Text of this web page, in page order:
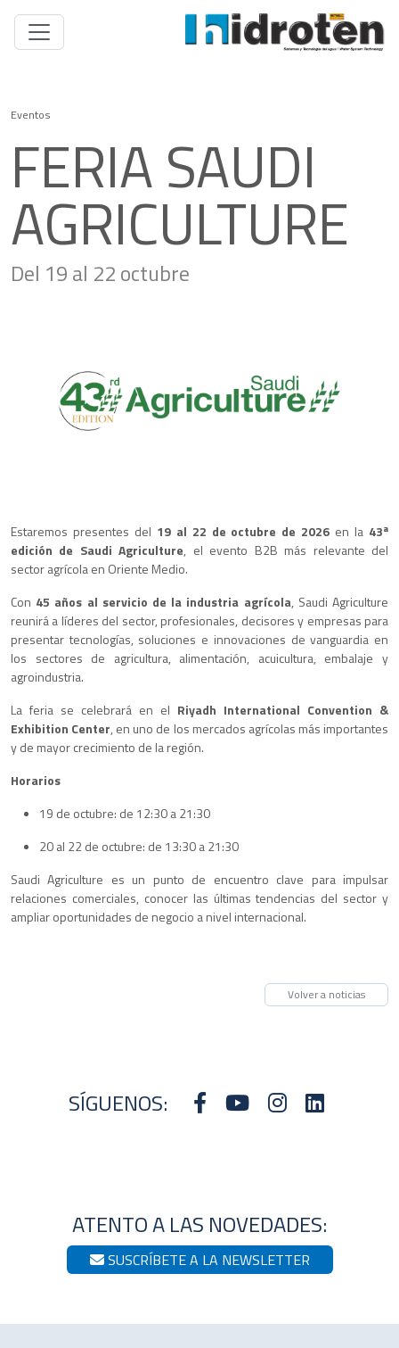
Eventos
FERIA SAUDI
AGRICULTURE
Del 19 al 22 octubre
Estaremos presentes del 19 al 22 de octubre de 2026 en la 43ª
edición de Saudi Agriculture, el evento B2B más relevante del
sector agrícola en Oriente Medio.
Con 45 años al servicio de la industria agrícola, Saudi Agriculture
reunirá a líderes del sector, profesionales, decisores y empresas para
presentar tecnologías, soluciones e innovaciones de vanguardia en
los sectores de agricultura, alimentación, acuicultura, embalaje y
agroindustria.
La feria se celebrará en el Riyadh International Convention &
Exhibition Center, en uno de los mercados agrícolas más importantes
y de mayor crecimiento de la región.
Horarios
19 de octubre: de 12:30 a 21:30
20 al 22 de octubre: de 13:30 a 21:30
Saudi Agriculture es un punto de encuentro clave para impulsar
relaciones comerciales, conocer las últimas tendencias del sector y
ampliar oportunidades de negocio a nivel internacional.
Volver a noticias
SÍGUENOS:
ATENTO A LAS NOVEDADES:
SUSCRÍBETE A LA NEWSLETTER